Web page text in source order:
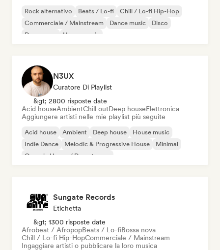
Rock alternativo Beats / Lo-fi
Chill / Lo-fi Hip-Hop
Commerciale / Mainstream
Dance music
Disco
Dream pop
House music
N3UX
Curatore Di Playlist
&gt; 2800 risposte date
Acid houseAmbientChill outDeep houseElettronica
Aggiungere artisti nelle mie playlist più seguite
Acid house Ambient Deep house
House music
Indie Dance
Melodic & Progressive House
Minimal
Organic House / Downtempo
Sungate Records
Etichetta
&gt; 1300 risposte date
Afrobeat / AfropopBeats / Lo-fiBossa nova
Chill / Lo-fi Hip-HopCommerciale / Mainstream
Ingaggiare artisti o pubblicare la loro musica